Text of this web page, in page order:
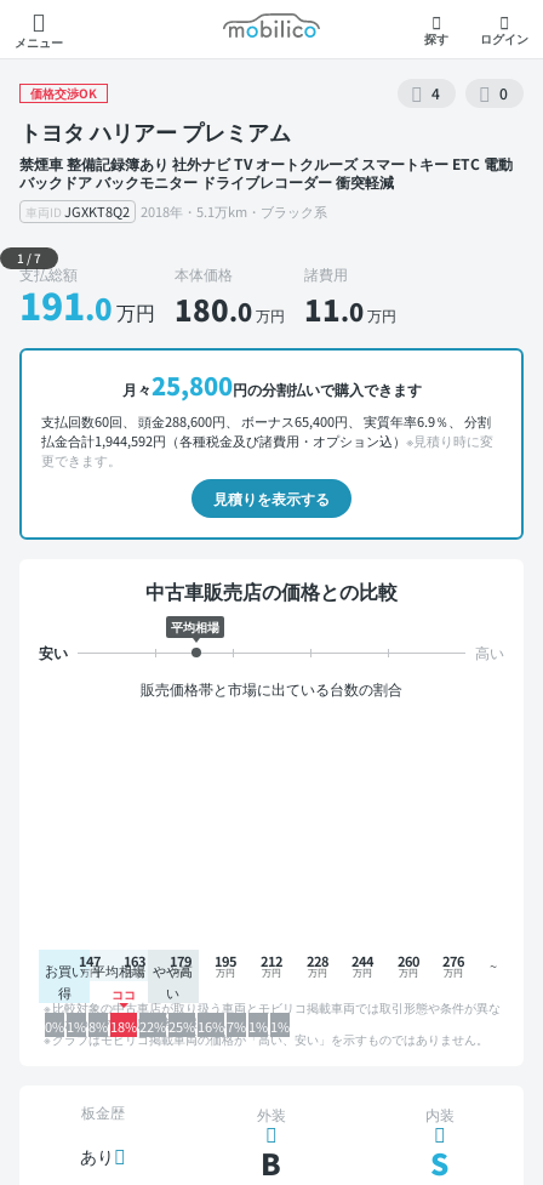
メニュー
モビリコ
探す ログイン
価格交渉OK 4 0
トヨタ ハリアー プレミアム
禁煙車 整備記録簿あり 社外ナビ TV オートクルーズ スマートキー ETC 電動
バックドア バックモニター ドライブレコーダー 衝突軽減
車両ID JGXKT8Q2 2018年・5.1万km・ブラック系
外装 左前
1 /7
支払総額
191.0万円
本体価格
180.0万円
諸費用
11.0万円
月々25,800円の分割払いで購入できます
支払回数60回、 頭金288,600円、 ボーナス65,400円、 実質年率6.9％、 分割
払金合計1,944,592円（各種税金及び諸費用・オプション込） ※見積り時に変
更できます。
見積りを表示する
中古車販売店の価格との比較
平均相場
販売価格帯と市場に出ている台数の割合
お買い
得
平均相場 やや高
い
0%1%8%18%22%25%16%7%1%1%
147 163 179 195 212 228 244 260 276
比較対象の中古車店が取り扱う車両とモビリコ掲載車両では取引形態や条件が異な
るため、グラフは参考情報です。
グラフはモビリコ掲載車両の価格が「高い、安い」を示すものではありません。
板金歴
あり
外装
B
内装
S